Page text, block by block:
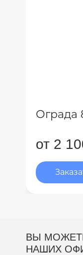
Ограда
от 2
ВЫ
НАШИХ